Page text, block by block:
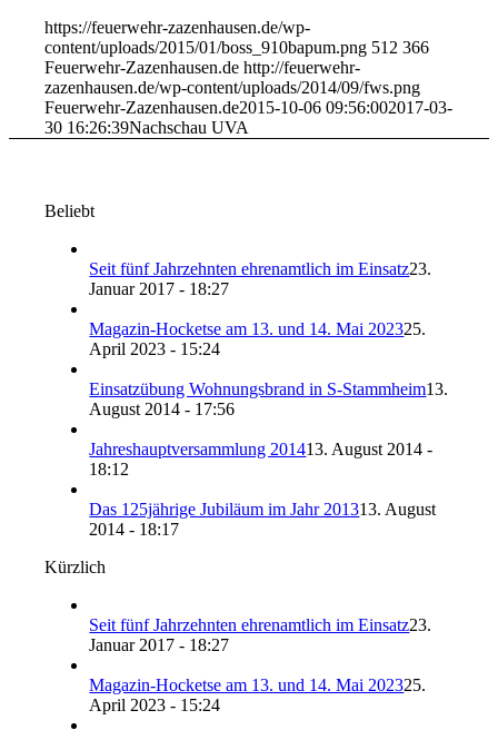
https://feuerwehr-zazenhausen.de/wp-
content/uploads/2015/01/boss_910bapum.png 512 366
Feuerwehr-Zazenhausen.de http://feuerwehr-
zazenhausen.de/wp-content/uploads/2014/09/fws.png
Feuerwehr-Zazenhausen.de2015-10-06 09:56:002017-03-
30 16:26:39Nachschau UVA
Beliebt
Seit fünf Jahrzehnten ehrenamtlich im Einsatz23.
Januar 2017 - 18:27
Magazin-Hocketse am 13. und 14. Mai 202325.
April 2023 - 15:24
Einsatzübung Wohnungsbrand in S-Stammheim13.
August 2014 - 17:56
Jahreshauptversammlung 201413. August 2014 -
18:12
Das 125jährige Jubiläum im Jahr 201313. August
2014 - 18:17
Kürzlich
Seit fünf Jahrzehnten ehrenamtlich im Einsatz23.
Januar 2017 - 18:27
Magazin-Hocketse am 13. und 14. Mai 202325.
April 2023 - 15:24